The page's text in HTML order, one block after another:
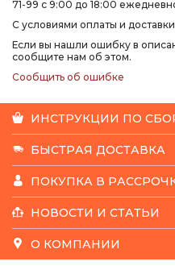
71-99 с 9:00 до 18:00
С условиями оплаты и
Если вы нашли ошибку в
сообщите нам об этом.
Сообщить об ошибке
ИНСТРУКЦИИ ПО
БЫСТРАЯ ДОСТАВКА
ПОКУПКА В
НОВОСТИ И СТАТЬИ
О КОМПАНИИ